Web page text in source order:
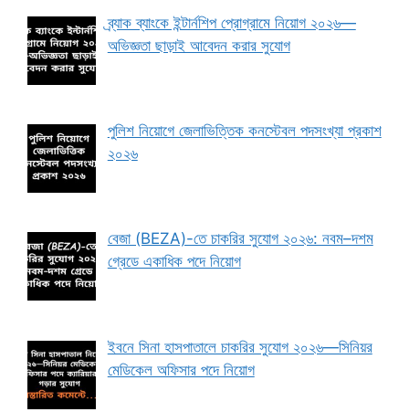
ব্র্যাক ব্যাংকে ইন্টার্নশিপ প্রোগ্রামে নিয়োগ ২০২৬—
অভিজ্ঞতা ছাড়াই আবেদন করার সুযোগ
পুলিশ নিয়োগে জেলাভিত্তিক কনস্টেবল পদসংখ্যা প্রকাশ
২০২৬
বেজা (BEZA)-তে চাকরির সুযোগ ২০২৬: নবম–দশম
গ্রেডে একাধিক পদে নিয়োগ
ইবনে সিনা হাসপাতালে চাকরির সুযোগ ২০২৬—সিনিয়র
মেডিকেল অফিসার পদে নিয়োগ